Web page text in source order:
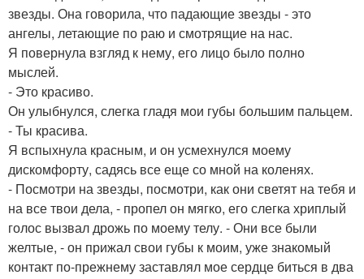
звезды. Она говорила, что падающие звезды - это
ангелы, летающие по раю и смотрящие на нас.
Я повернула взгляд к нему, его лицо было полно
мыслей.
- Это красиво.
Он улыбнулся, слегка гладя мои губы большим пальцем.
- Ты красива.
Я вспыхнула красным, и он усмехнулся моему
дискомфорту, садясь все еще со мной на коленях.
- Посмотри на звезды, посмотри, как они светят на тебя и
на все твои дела, - пропел он мягко, его слегка хриплый
голос вызвал дрожь по моему телу. - Они все были
желтые, - он прижал свои губы к моим, уже знакомый
контакт по-прежнему заставлял мое сердце биться в два